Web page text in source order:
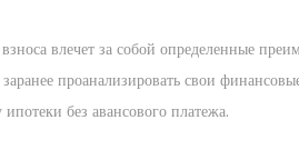
влечет за собой определенные
проанализировать свои
без авансового платежа.